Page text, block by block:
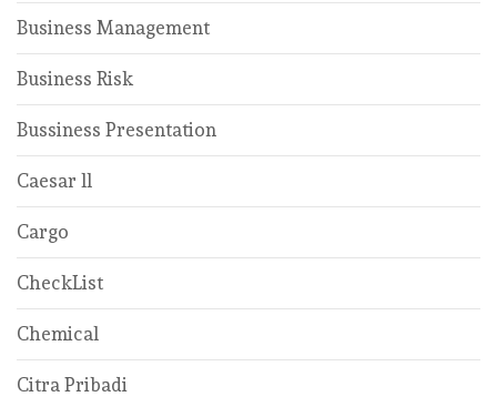
Business Management
Business Risk
Bussiness Presentation
Caesar ll
Cargo
CheckList
Chemical
Citra Pribadi